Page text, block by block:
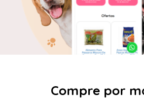
Compre por